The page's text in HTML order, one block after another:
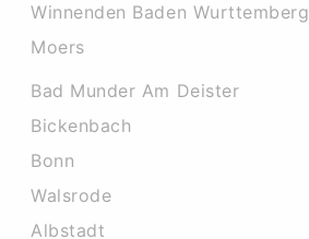
Winnenden Baden Wurttemberg
Moers
Bad Munder Am Deister
Bickenbach
Bonn
Walsrode
Albstadt